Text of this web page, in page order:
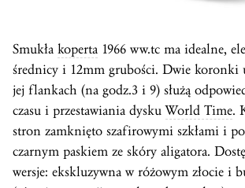
Smukła koperta 1966 ww.tc ma idealne,
średnicy i 12mm grubości. Dwie koronki
jej flankach (na godz.3 i 9) służą
czasu i przestawiania dyskuWorld Time.
stron zamknięto szafirowymi szkłami i
czarnym paskiem ze skóry aligatora.
wersje: ekskluzywna w różowym złocie i